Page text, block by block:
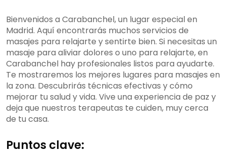
Bienvenidos a Carabanchel, un lugar especial en
Madrid. Aquí encontrarás muchos servicios de
masajes para relajarte y sentirte bien. Si necesitas un
masaje para aliviar dolores o uno para relajarte, en
Carabanchel hay profesionales listos para ayudarte.
Te mostraremos los mejores lugares para masajes en
la zona. Descubrirás técnicas efectivas y cómo
mejorar tu salud y vida. Vive una experiencia de paz y
deja que nuestros terapeutas te cuiden, muy cerca
de tu casa.
Puntos clave: